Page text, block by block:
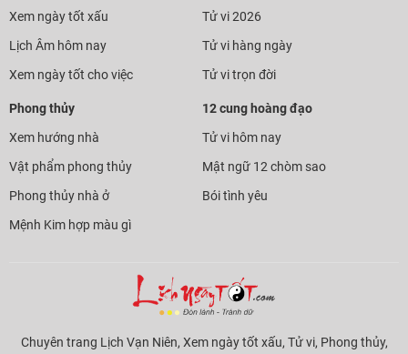
Xem ngày tốt xấu
Lịch Âm hôm nay
Xem ngày tốt cho việc
Tử vi 2026
Tử vi hàng ngày
Tử vi trọn đời
Phong thủy
Xem hướng nhà
Vật phẩm phong thủy
Phong thủy nhà ở
Mệnh Kim hợp màu gì
12 cung hoàng đạo
Tử vi hôm nay
Mật ngữ 12 chòm sao
Bói tình yêu
Chuyên trang Lịch Vạn Niên, Xem ngày tốt xấu, Tử vi, Phong thủy,